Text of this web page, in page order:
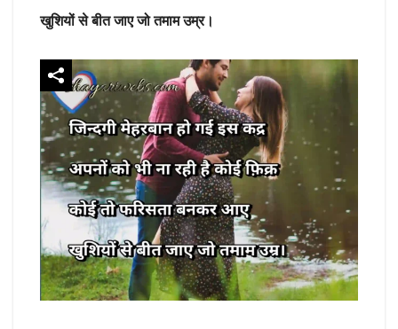
खुशियों से बीत जाए जो तमाम उम्र।